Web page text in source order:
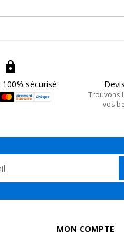
sécurisé
Trouvons
vos
MON COMPTE